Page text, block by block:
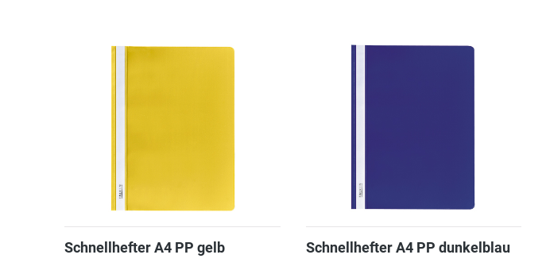
Schnellhefter A4 PP gelb Schnellhefter A4 PP dunkelblau